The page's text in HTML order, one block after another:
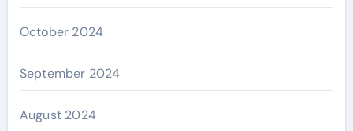
October 2024
September 2024
August 2024